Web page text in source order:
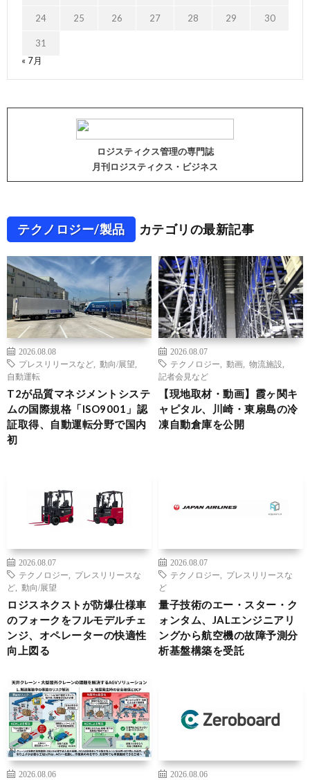
24 25 26 27 28 29 30
31
« 7月
ロジスティクス管理の専門誌
月刊ロジスティクス・ビジネス
テクノロジー/製品 カテゴリの最新記事
2026.08.08
プレスリリースなど
動向/展望
自動運転
T2が品質マネジメントシステ
ムの国際規格「ISO9001」認
証取得、自動運転分野で国内
初
2026.08.07
テクノロジー
動画 物流施設
記者会見など
【現地取材・動画】霞ヶ関キ
ャピタル、川崎・東扇島の冷
凍自動倉庫を公開
2026.08.07
テクノロジー
プレスリリースな
ど
動向/展望
ロジスネクストが防爆仕様車
のフォークをフルモデルチェ
ンジ、オペレーターの快適性
向上図る
2026.08.07
テクノロジー
プレスリリースな
ど
量子技術のエー・スター・ク
ォンタム、JALエンジニアリ
ングから航空機の故障予測分
析基盤構築を受託
2026.08.06
2026.08.06